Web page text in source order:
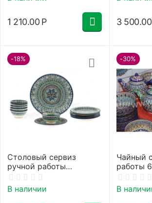
1 210.00 Р 3 500.00
-18%
Столовый сервиз
ручной работы
"Риштан" №2
В наличии
-30%
Чайный
работы
В